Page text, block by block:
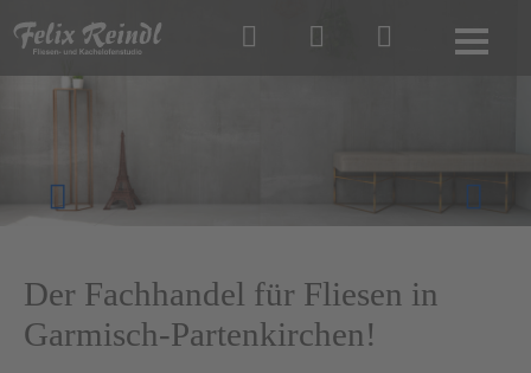
Ausstellung
Der Fachhandel für Fliesen in
Garmisch-Partenkirchen!